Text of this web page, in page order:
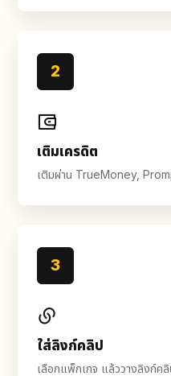
2
เติมเครดิต
เติมผ่าน TrueMoney,
3
ใส่ลิงก์คลิป
เลือกแพ็กเกจ แล้ววางลิงก์ค